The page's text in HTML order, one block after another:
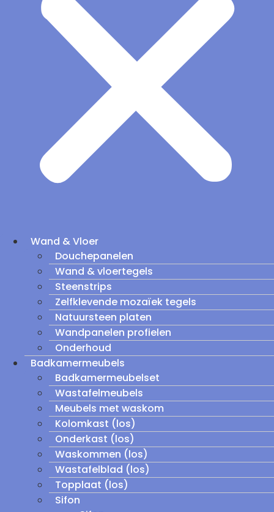
Wand & Vloer
Douchepanelen
Wand & vloertegels
Steenstrips
Zelfklevende mozaïek tegels
Natuursteen platen
Wandpanelen profielen
Onderhoud
Badkamermeubels
Badkamermeubelset
Wastafelmeubels
Meubels met waskom
Kolomkast (los)
Onderkast (los)
Waskommen (los)
Wastafelblad (los)
Topplaat (los)
Sifon